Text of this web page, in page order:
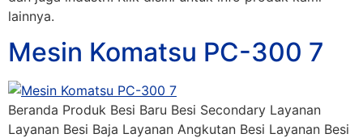
lainnya.
Mesin Komatsu PC-300 7
Beranda Produk Besi Baru Besi Secondary Layanan
Layanan Besi Baja Layanan Angkutan Besi Layanan Besi